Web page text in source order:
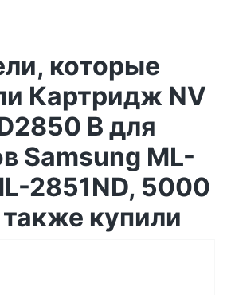
которые
Картридж NV
B для
Samsung ML-
2851ND, 5000
купили